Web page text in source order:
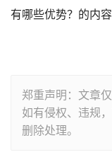
有哪些优势？的内容
郑重声明：文章
如有侵权、违规
删除处理。